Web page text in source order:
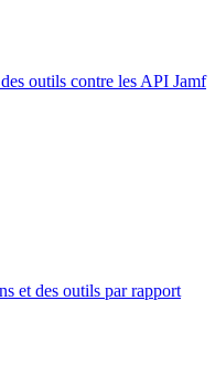
outils contre les API Jamf
et des outils par rapport